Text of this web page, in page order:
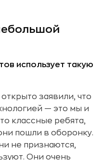
использует такую
заявили, что
— это мы и
классные ребята,
пошли в оборонку.
не признаются,
Они очень